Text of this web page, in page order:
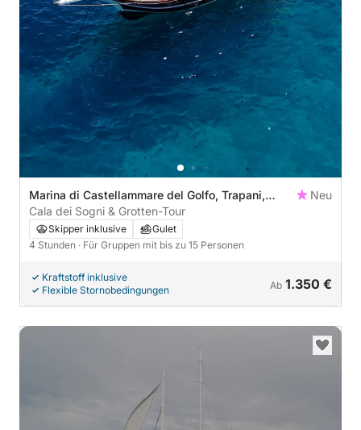
Marina di Castellammare del Golfo, Trapani,
Italien
Neu
Cala dei Sogni & Grotten-Tour
Skipper inklusive
Gulet
4 Stunden · Für Gruppen mit bis zu 15 Personen
Kraftstoff inklusive
Flexible Stornobedingungen
Ab 1.350 €